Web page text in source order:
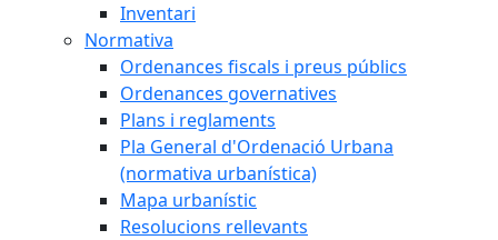
Inventari
Normativa
Ordenances fiscals i preus públics
Ordenances governatives
Plans i reglaments
Pla General d'Ordenació Urbana
(normativa urbanística)
Mapa urbanístic
Resolucions rellevants